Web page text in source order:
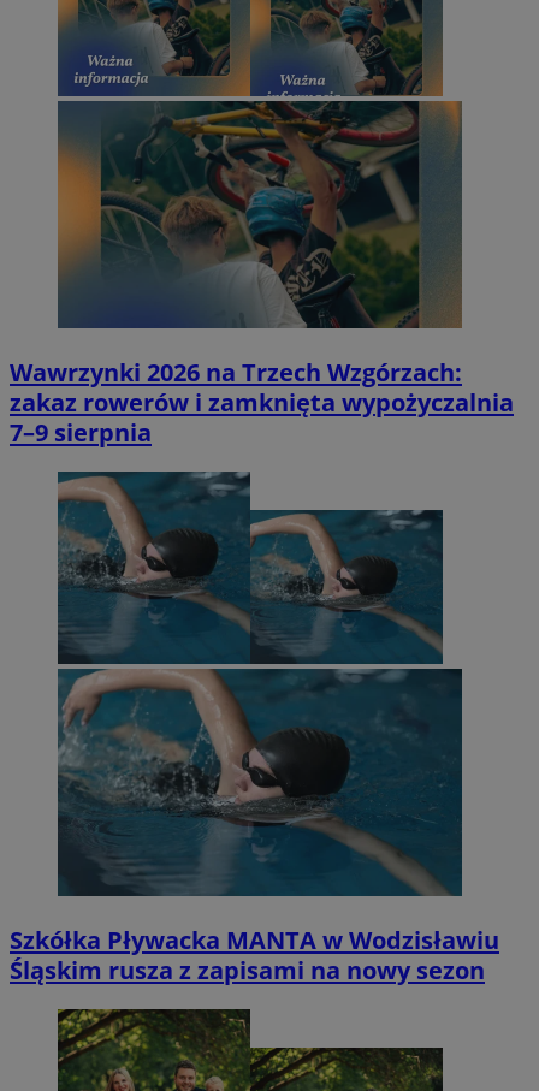
Wawrzynki 2026 na Trzech Wzgórzach:
zakaz rowerów i zamknięta wypożyczalnia
7–9 sierpnia
Szkółka Pływacka MANTA w Wodzisławiu
Śląskim rusza z zapisami na nowy sezon